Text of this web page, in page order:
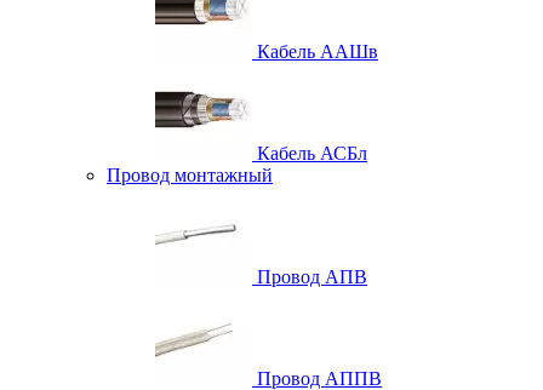
Кабель ААШв
Кабель АСБл
Провод монтажный
Провод АПВ
Провод АППВ